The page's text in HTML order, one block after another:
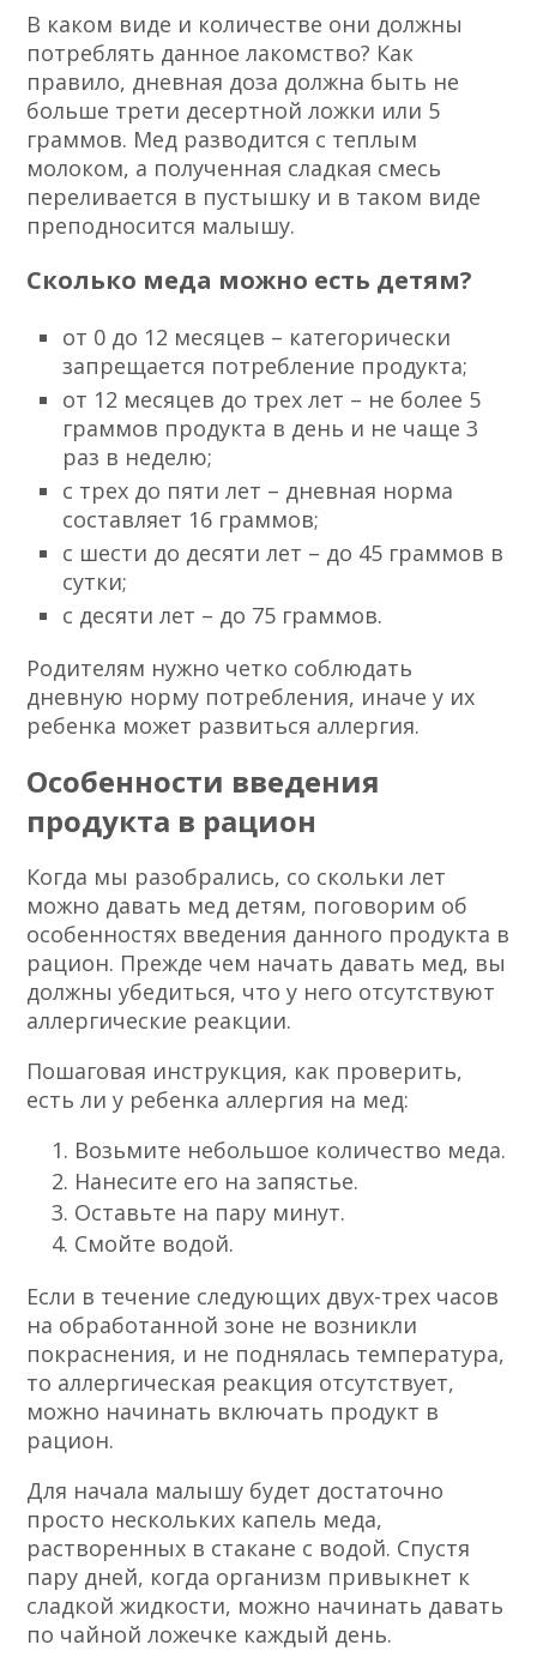
В каком виде и количестве они должны
потреблять данное лакомство? Как
правило, дневная доза должна быть не
больше трети десертной ложки или 5
граммов. Мед разводится с теплым
молоком, а полученная сладкая смесь
переливается в пустышку и в таком виде
преподносится малышу.
Сколько меда можно есть детям?
от 0 до 12 месяцев – категорически
запрещается потребление продукта;
от 12 месяцев до трех лет – не более 5
граммов продукта в день и не чаще 3
раз в неделю;
с трех до пяти лет – дневная норма
составляет 16 граммов;
с шести до десяти лет – до 45 граммов в
сутки;
с десяти лет – до 75 граммов.
Родителям нужно четко соблюдать
дневную норму потребления, иначе у их
ребенка может развиться аллергия.
Особенности введения
продукта в рацион
Когда мы разобрались, со скольки лет
можно давать мед детям, поговорим об
особенностях введения данного продукта в
рацион. Прежде чем начать давать мед, вы
должны убедиться, что у него отсутствуют
аллергические реакции.
Пошаговая инструкция, как проверить,
есть ли у ребенка аллергия на мед:
Возьмите небольшое количество меда.
Нанесите его на запястье.
Оставьте на пару минут.
Смойте водой.
Если в течение следующих двух-трех часов
на обработанной зоне не возникли
покраснения, и не поднялась температура,
то аллергическая реакция отсутствует,
можно начинать включать продукт в
рацион.
Для начала малышу будет достаточно
просто нескольких капель меда,
растворенных в стакане с водой. Спустя
пару дней, когда организм привыкнет к
сладкой жидкости, можно начинать давать
по чайной ложечке каждый день.